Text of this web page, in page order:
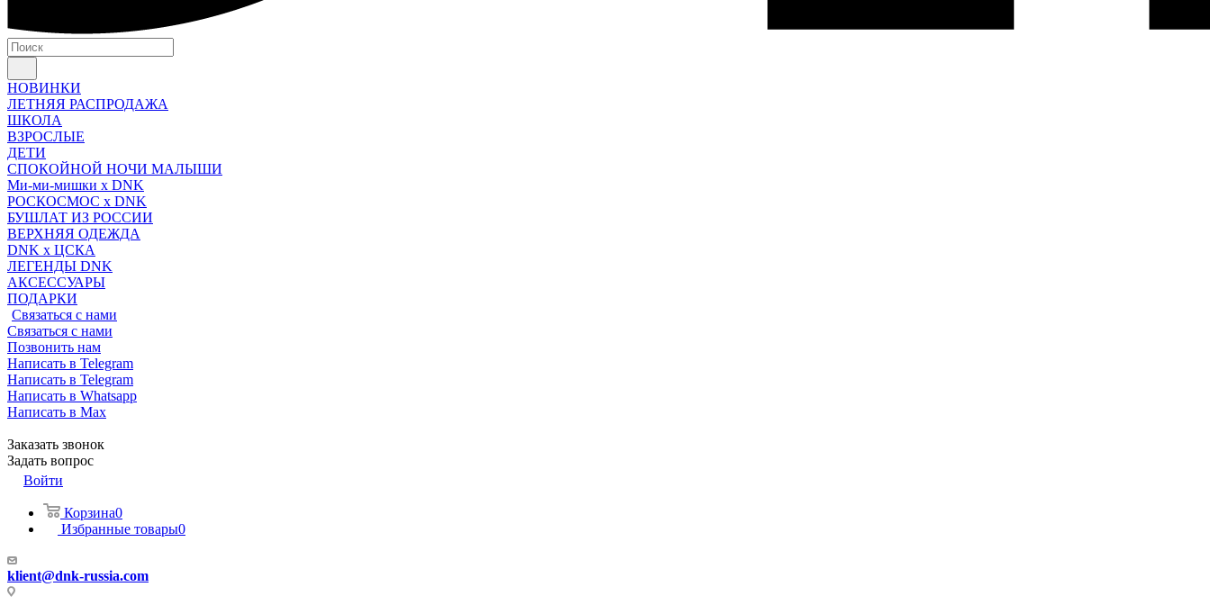
НОВИНКИ
ЛЕТНЯЯ РАСПРОДАЖА
ШКОЛА
ВЗРОСЛЫЕ
ДЕТИ
СПОКОЙНОЙ НОЧИ МАЛЫШИ
Ми-ми-мишки x DNK
РОСКОСМОС x DNK
БУШЛАТ ИЗ РОССИИ
ВЕРХНЯЯ ОДЕЖДА
DNK x ЦСКА
ЛЕГЕНДЫ DNK
АКСЕССУАРЫ
ПОДАРКИ
Связаться с нами
Связаться с нами
Позвонить нам
Написать в Telegram
Написать в Telegram
Написать в Whatsapp
Написать в Max
Заказать звонок
Задать вопрос
Войти
Корзина0
Избранные товары0
klient@dnk-russia.com